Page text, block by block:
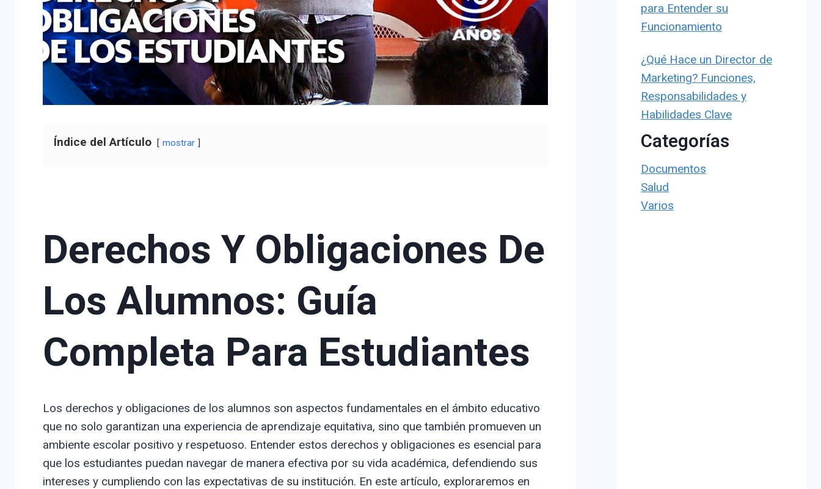
Índice del Artículo mostrar
Derechos Y Obligaciones De
Los Alumnos: Guía
Completa Para Estudiantes
Los derechos y obligaciones de los alumnos son aspectos fundamentales en el ámbito educativo
que no solo garantizan una experiencia de aprendizaje equitativa, sino que también promueven un
ambiente escolar positivo y respetuoso. Entender estos derechos y obligaciones es esencial para
que los estudiantes puedan navegar de manera efectiva por su vida académica, defendiendo sus
intereses y cumpliendo con las expectativas de su institución. En este artículo, exploraremos en
para Entender su
Funcionamiento
¿Qué Hace un Director de
Marketing? Funciones,
Responsabilidades y
Habilidades Clave
Categorías
Documentos
Salud
Varios